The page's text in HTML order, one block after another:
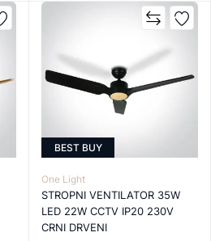
BEST BUY
One Light
STROPNI VENTILATOR 35W
LED 22W CCTV IP20 230V
CRNI DRVENI